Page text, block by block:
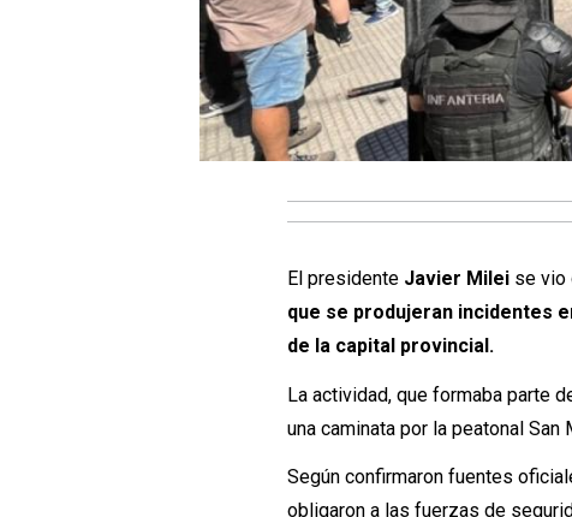
El presidente Javier Milei se vio
que se produjeran incidentes
de la capital provincial.
La actividad, que formaba parte
una caminata por la peatonal
Según confirmaron fuentes
obligaron a las fuerzas de